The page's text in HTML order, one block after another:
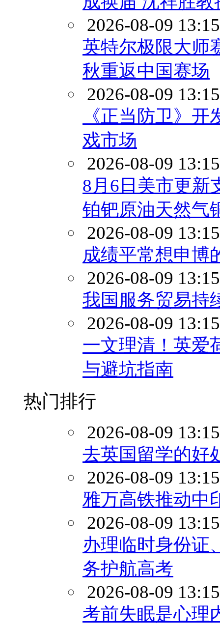
2026-08-09
英特尔极限大师
秋重返中国赛场
2026-08-09
《正当防卫》
戏市场
2026-08-09
8月6日美市更新
铂钯原油天然气
2026-08-09
成绩平常想申博
2026-08-09
我国服务贸易持
2026-08-09
一文理清！英爱
与避坑指南
热门排行
2026-08-09
去英国留学的好
2026-08-09
雅万高铁推动中
2026-08-09
办理临时身份
务护航高考
2026-08-09
考前失眠是心理